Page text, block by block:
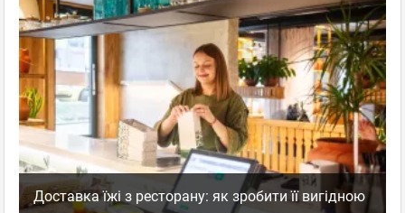
Доставка їжі з ресторану: як зробити її вигідною